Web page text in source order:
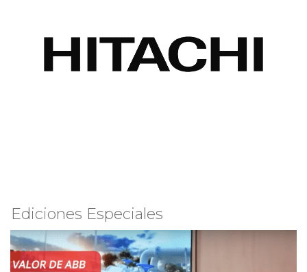
Ediciones Especiales